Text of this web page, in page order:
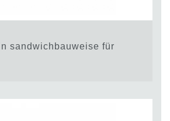
sandwichbauweise für